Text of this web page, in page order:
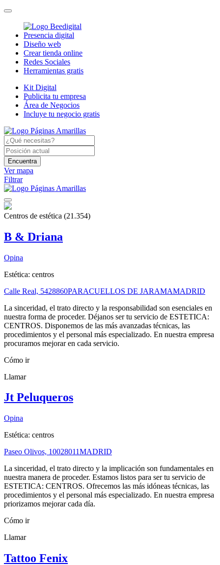
Presencia digital
Diseño web
Crear tienda online
Redes Sociales
Herramientas gratis
Kit Digital
Publicita tu empresa
Área de Negocios
Incluye tu negocio gratis
Encuentra
Ver mapa
Filtrar
Centros de estética (21.354)
B & Driana
Opina
Estética: centros
Calle Real, 5428860PARACUELLOS DE JARAMAMADRID
La sinceridad, el trato directo y la responsabilidad son esenciales en
nuestra forma de proceder. Déjanos ser tu servicio de ESTETICA:
CENTROS. Disponemos de las más avanzadas técnicas, las
procedimientos y el personal más especializado. En nuestra empresa
procuramos mejorar en cada servicio.
Cómo ir
Llamar
Jt Peluqueros
Opina
Estética: centros
Paseo Olivos, 10028011MADRID
La sinceridad, el trato directo y la implicación son fundamentales en
nuestra manera de proceder. Estamos listos para ser tu servicio de
ESTETICA: CENTROS. Ofrecemos las más idóneas técnicas, las
procedimientos y el personal más especializado. En nuestra empresa
priorizamos mejorar cada día.
Cómo ir
Llamar
Tattoo Fenix